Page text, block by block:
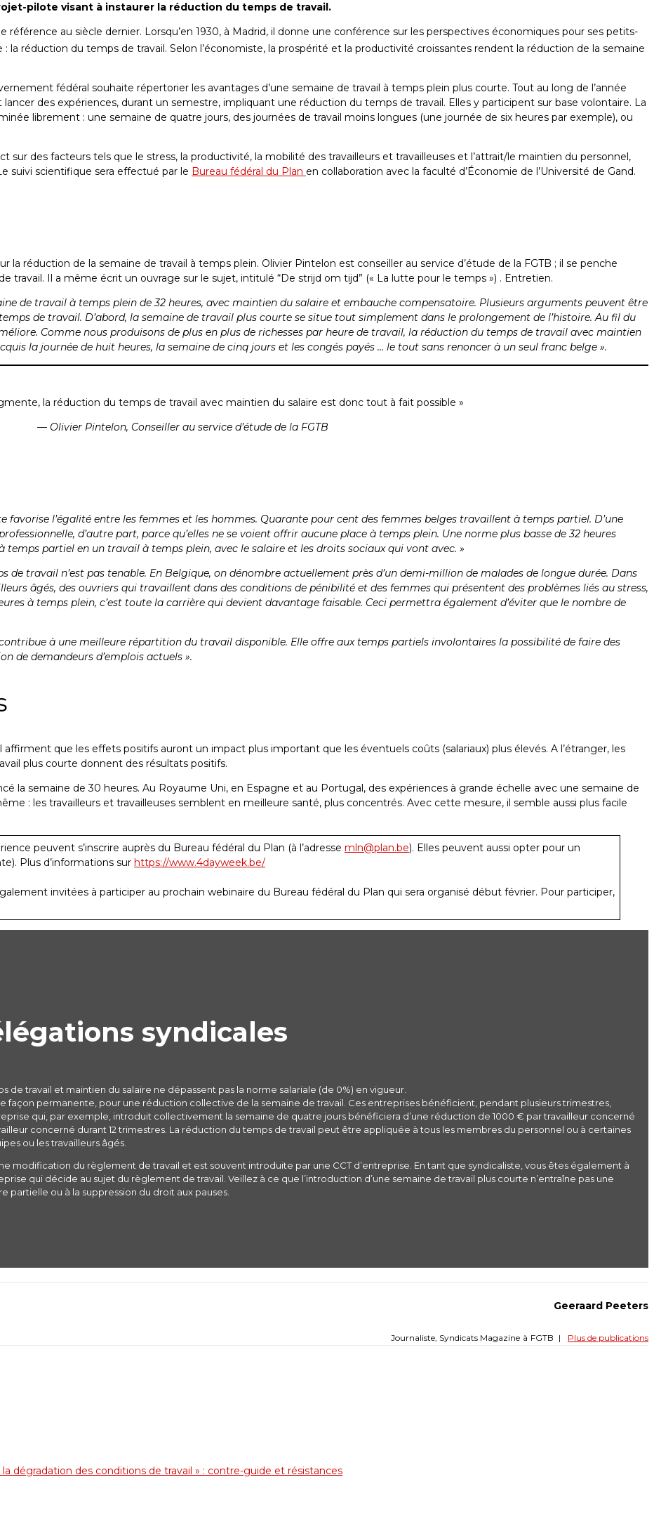
pilote visant à instaurer la réduction du temps de travail.
au siècle dernier. Lorsqu’en 1930, à Madrid, il donne une conférence sur les perspectives économiques pour ses petits-
: la réduction du temps de travail. Selon l’économiste, la prospérité et la productivité croissantes rendent la réduction de la semaine
fédéral souhaite répertorier les avantages d’une semaine de travail à temps plein plus courte. Tout au long de l’année
des expériences, durant un semestre, impliquant une réduction du temps de travail. Elles y participent sur base volontaire. La
librement : une semaine de quatre jours, des journées de travail moins longues (une journée de six heures par exemple), ou
sur des facteurs tels que le stress, la productivité, la mobilité des travailleurs et travailleuses et l’attrait/le maintien du personnel,
suivi scientifique sera effectué par le Bureau fédéral du Plan en collaboration avec la faculté d’Économie de l’Université de Gand.
la réduction de la semaine de travail à temps plein. Olivier Pintelon est conseiller au service d’étude de la FGTB ; il se penche
travail. Il a même écrit un ouvrage sur le sujet, intitulé “De strijd om tijd” (« La lutte pour le temps ») . Entretien.
de travail à temps plein de 32 heures, avec maintien du salaire et embauche compensatoire. Plusieurs arguments peuvent être
de travail. D’abord, la semaine de travail plus courte se situe tout simplement dans le prolongement de l’histoire. Au fil du
Comme nous produisons de plus en plus de richesses par heure de travail, la réduction du temps de travail avec maintien
la journée de huit heures, la semaine de cinq jours et les congés payés … le tout sans renoncer à un seul franc belge ».
la réduction du temps de travail avec maintien du salaire est donc tout à fait possible »
— Olivier Pintelon, Conseiller au service d’étude de la FGTB
favorise l’égalité entre les femmes et les hommes. Quarante pour cent des femmes belges travaillent à temps partiel. D’une
d’autre part, parce qu’elles ne se voient offrir aucune place à temps plein. Une norme plus basse de 32 heures
partiel en un travail à temps plein, avec le salaire et les droits sociaux qui vont avec. »
travail n’est pas tenable. En Belgique, on dénombre actuellement près d’un demi-million de malades de longue durée. Dans
âgés, des ouvriers qui travaillent dans des conditions de pénibilité et des femmes qui présentent des problèmes liés au stress,
à temps plein, c’est toute la carrière qui devient davantage faisable. Ceci permettra également d’éviter que le nombre de
à une meilleure répartition du travail disponible. Elle offre aux temps partiels involontaires la possibilité de faire des
de demandeurs d’emplois actuels ».
que les effets positifs auront un impact plus important que les éventuels coûts (salariaux) plus élevés. A l’étranger, les
plus courte donnent des résultats positifs.
la semaine de 30 heures. Au Royaume Uni, en Espagne et au Portugal, des expériences à grande échelle avec une semaine de
: les travailleurs et travailleuses semblent en meilleure santé, plus concentrés. Avec cette mesure, il semble aussi plus facile
peuvent s’inscrire auprès du Bureau fédéral du Plan (à l’adresse mln@plan.be). Elles peuvent aussi opter pour un
Plus d’informations sur https://www.4dayweek.be/
invitées à participer au prochain webinaire du Bureau fédéral du Plan qui sera organisé début février. Pour participer,
syndicales
travail et maintien du salaire ne dépassent pas la norme salariale (de 0%) en vigueur.
façon permanente, pour une réduction collective de la semaine de travail. Ces entreprises bénéficient, pendant plusieurs trimestres,
qui, par exemple, introduit collectivement la semaine de quatre jours bénéficiera d’une réduction de 1000 € par travailleur concerné
concerné durant 12 trimestres. La réduction du temps de travail peut être appliquée à tous les membres du personnel ou à certaines
ou les travailleurs âgés.
modification du règlement de travail et est souvent introduite par une CCT d’entreprise. En tant que syndicaliste, vous êtes également à
qui décide au sujet du règlement de travail. Veillez à ce que l’introduction d’une semaine de travail plus courte n’entraîne pas une
ou à la suppression du droit aux pauses.
Geeraard Peeters
Journaliste, Syndicats Magazine à FGTB | Plus de publications
dégradation des conditions de travail » : contre-guide et résistances